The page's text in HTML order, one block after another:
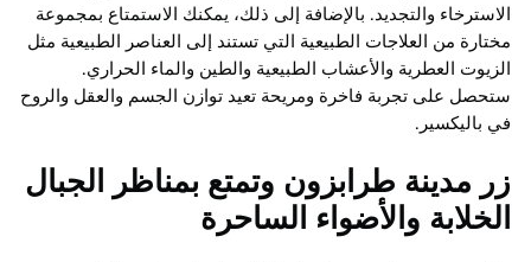
الاسترخاء والتجديد. بالإضافة إلى ذلك، يمكنك الاستمتاع بمجموعة
مختارة من العلاجات الطبيعية التي تستند إلى العناصر الطبيعية مثل
الزيوت العطرية والأعشاب الطبيعية والطين والماء الحراري.
ستحصل على تجربة فاخرة ومريحة تعيد توازن الجسم والعقل والروح
في باليكسير.
زر مدينة طرابزون وتمتع بمناظر الجبال
الخلابة والأضواء الساحرة